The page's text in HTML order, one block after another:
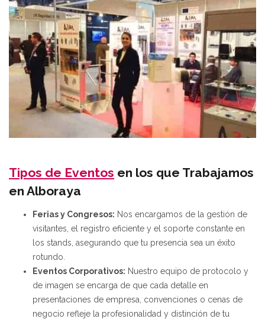
Tipos de Eventos en los que Trabajamos
en Alboraya
Ferias y Congresos: Nos encargamos de la gestión de
visitantes, el registro eficiente y el soporte constante en
los stands, asegurando que tu presencia sea un éxito
rotundo.
Eventos Corporativos: Nuestro equipo de protocolo y
de imagen se encarga de que cada detalle en
presentaciones de empresa, convenciones o cenas de
negocio refleje la profesionalidad y distinción de tu